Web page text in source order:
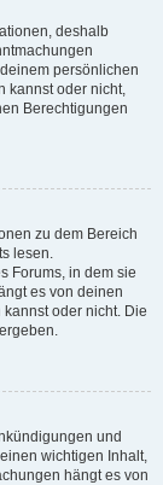
deshalb
persönlichen
kannst oder nicht,
Berechtigungen
zu dem Bereich
lesen.
Forums, in dem sie
es von deinen
oder nicht. Die
und
wichtigen Inhalt,
hängt es von